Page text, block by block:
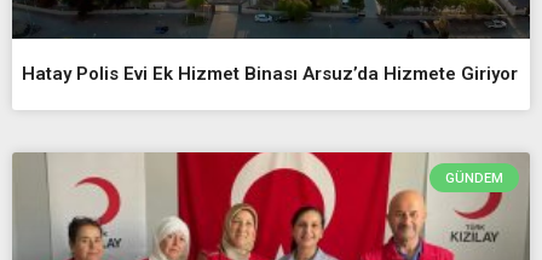
Hatay Polis Evi Ek Hizmet Binası Arsuz’da Hizmete Giriyor
GÜNDEM